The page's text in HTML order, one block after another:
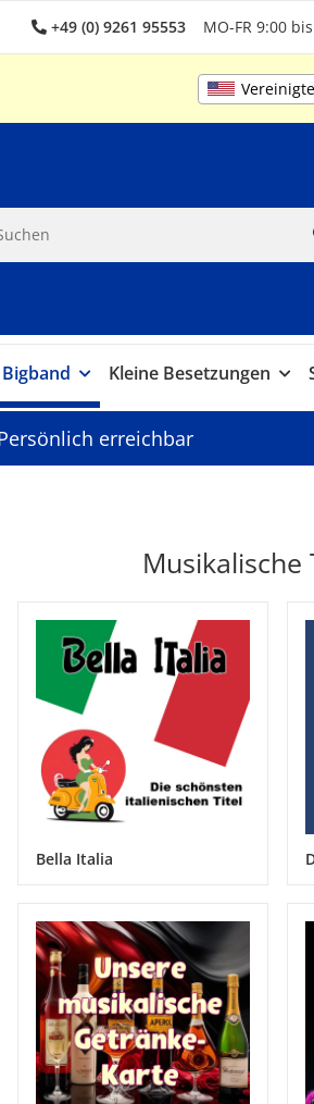
+49 (0) 9261 95553 MO-FR 9:00
Kleine Besetzungen
erreichbar
Musikalische
Bella Italia